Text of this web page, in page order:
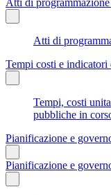
Atti di
Tempi costi e
Tempi, costi
pubbliche in
Pianificazione e
Pianificazione e